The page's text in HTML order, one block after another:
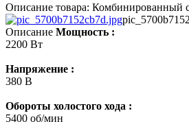
Описание товара: Комбинированный
Описание Мощность :
2200 Вт
Напряжение :
380 В
Обороты холостого хода :
5400 об/мин